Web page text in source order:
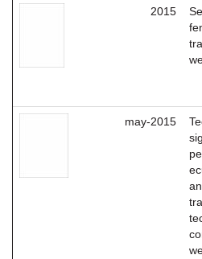
2015
may-2015